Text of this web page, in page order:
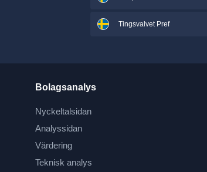
Tingsvalvet Pref
Bolagsanalys
Nyckeltalsidan
Analyssidan
Värdering
Teknisk analys